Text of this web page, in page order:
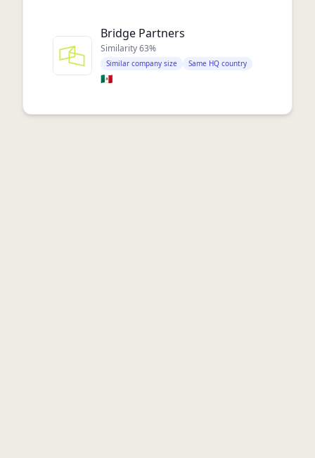
Bridge Partners
Similarity63%
Similar company size Same HQ country
🇲🇽